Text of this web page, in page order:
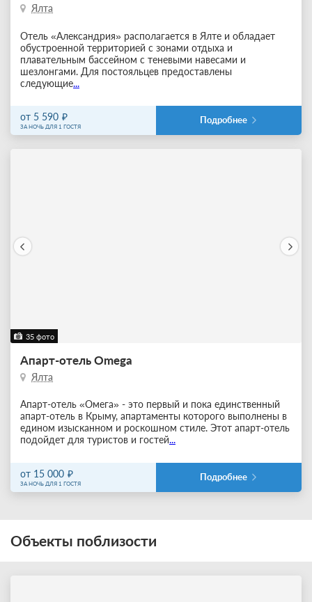
Ялта
Отель «Александрия» располагается в Ялте и обладает
обустроенной территорией с зонами отдыха и
плавательным бассейном с теневыми навесами и
шезлонгами. Для постояльцев предоставлены
следующие...
от 5 590
ЗА НОЧЬ ДЛЯ 1 ГОСТЯ
Подробнее
35 фото
Апарт-отель Omega
Ялта
Апарт-отель «Омега» - это первый и пока единственный
апарт-отель в Крыму, апартаменты которого выполнены в
едином изысканном и роскошном стиле. Этот апарт-отель
подойдет для туристов и гостей...
от 15 000
ЗА НОЧЬ ДЛЯ 1 ГОСТЯ
Подробнее
Объекты поблизости